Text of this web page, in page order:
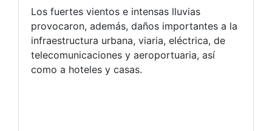
Los fuertes vientos e intensas lluvias
provocaron, además, daños importantes a la
infraestructura urbana, viaria, eléctrica, de
telecomunicaciones y aeroportuaria, así
como a hoteles y casas.